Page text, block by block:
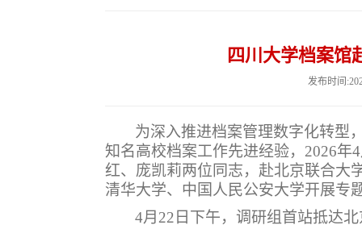
四川大学档案馆
发布时间
为深入推进档案管理数字化转型
知名高校档案工作先进经验， 2026年4
红、庞凯莉两位同志，赴北京联合大
清华大学、中国人民公安大学开展专
4月 22 日下午，调研组首站抵达